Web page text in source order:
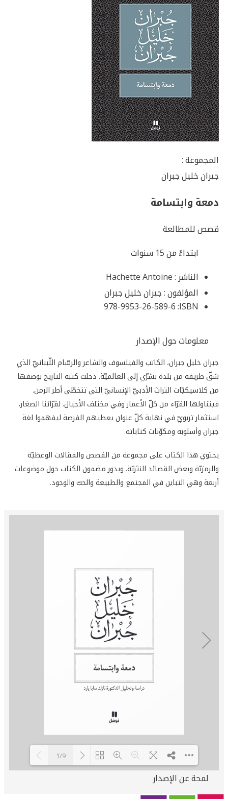
المجموعة :
جبران خليل جبران
دمعة وابتسامة
قصص للمطالعة
ابتداءً من 15 سنوات
الناشر : Hachette Antoine
المؤلفون : جبران خليل جبران
ISBN:
978-9953-26-589-6
معلومات حول الإصدار
جبران خليل جبران، الكاتب والفيلسوف والشاعر والرسّام اللّبنانيّ الذي
شقّ طريقه من بلدة بشرّي إلى العالميّة. دخلت كتبه التاريخ بوصفها
من كلاسيكيّات التراث الأدبيّ الإنسانيّ التي تتخطّى أطر الزمن.
فيتناولها القرّاء من كلّ الأعمار وفي مختلف الأجيال. لقرّائنا الصغار،
استثمار تربويّ في نهاية كلّ عنوان يعطيهم الفرصة ليفهموا لغة
جبران وأسلوبه ومكوّنات كتاباته.
يحتوي هذا الكتاب على مجموعة من القصص والمقالات الوعظيّة
والرمزيّة وبعض القصائد النثريّة. ويدور مضمون الكتاب حول موضوعات
أربعة وهي التباين في المجتمع والطبيعة والحبّ والوجود.
1/9
لمحة عن الإصدار